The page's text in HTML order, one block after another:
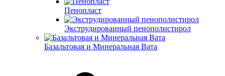
Пенопласт
Экструдированный пенополистирол
Базальтовая и Минеральная Вата